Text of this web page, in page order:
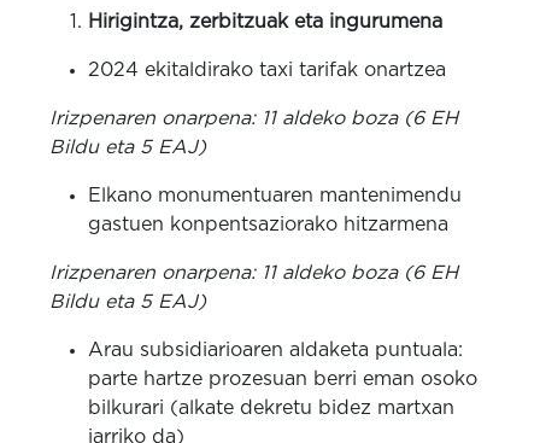
Hirigintza, zerbitzuak eta ingurumena
2024 ekitaldirako taxi tarifak onartzea
Irizpenaren onarpena: 11 aldeko boza (6 EH
Bildu eta 5 EAJ)
Elkano monumentuaren mantenimendu
gastuen konpentsaziorako hitzarmena
Irizpenaren onarpena: 11 aldeko boza (6 EH
Bildu eta 5 EAJ)
Arau subsidiarioaren aldaketa puntuala:
parte hartze prozesuan berri eman osoko
bilkurari (alkate dekretu bidez martxan
jarriko da)